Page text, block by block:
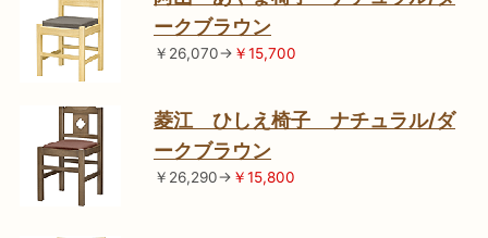
ークブラウン
￥26,070→ ￥15,700
菱江 ひしえ椅子 ナチュラル/ダ
ークブラウン
￥26,290→ ￥15,800